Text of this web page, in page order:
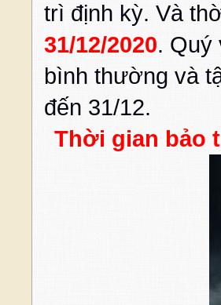
trì định kỳ. Và
31/12/2020. Quý
bình thường và
đến 31/12.
Thời gian bảo